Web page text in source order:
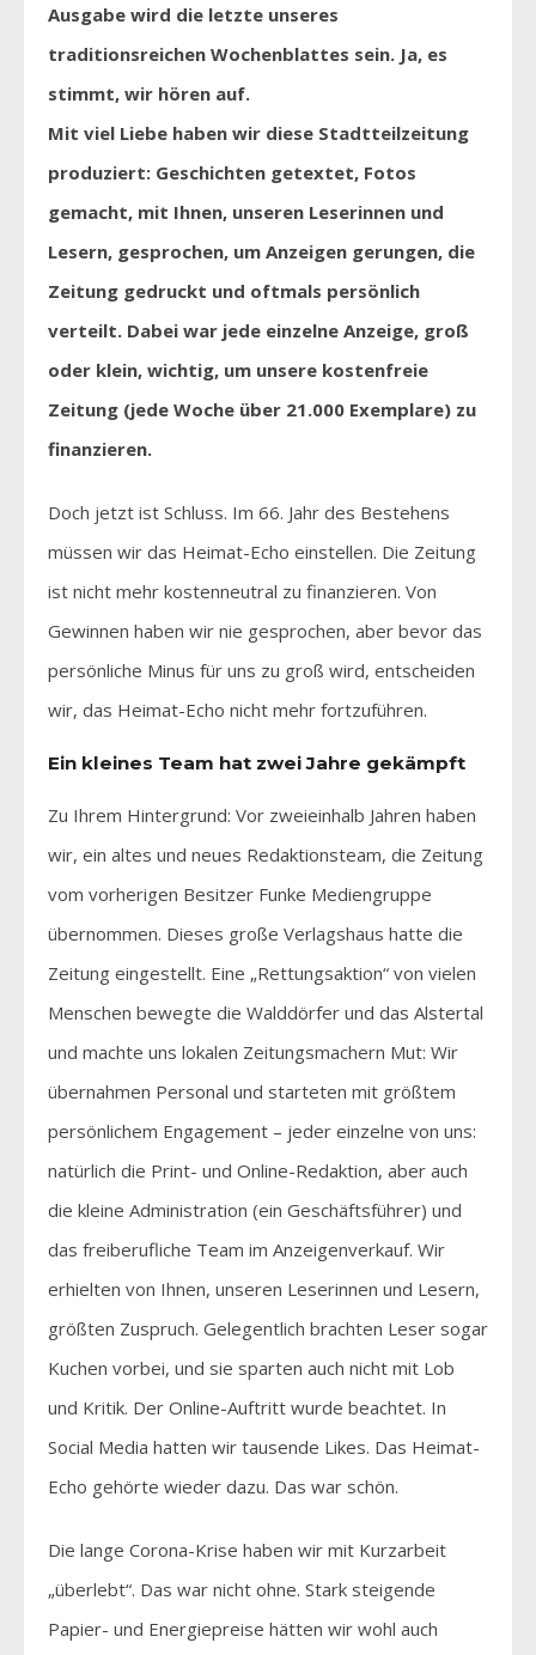
Ausgabe wird die letzte unseres
traditionsreichen Wochenblattes sein. Ja, es
stimmt, wir hören auf.
Mit viel Liebe haben wir diese Stadtteilzeitung
produziert: Geschichten getextet, Fotos
gemacht, mit Ihnen, unseren Leserinnen und
Lesern, gesprochen, um Anzeigen gerungen, die
Zeitung gedruckt und oftmals persönlich
verteilt. Dabei war jede einzelne Anzeige, groß
oder klein, wichtig, um unsere kostenfreie
Zeitung (jede Woche über 21.000 Exemplare) zu
finanzieren.
Doch jetzt ist Schluss. Im 66. Jahr des Bestehens
müssen wir das Heimat-Echo einstellen. Die Zeitung
ist nicht mehr kostenneutral zu finanzieren. Von
Gewinnen haben wir nie gesprochen, aber bevor das
persönliche Minus für uns zu groß wird, entscheiden
wir, das Heimat-Echo nicht mehr fortzuführen.
Ein kleines Team hat zwei Jahre gekämpft
Zu Ihrem Hintergrund: Vor zweieinhalb Jahren haben
wir, ein altes und neues Redaktionsteam, die Zeitung
vom vorherigen Besitzer Funke Mediengruppe
übernommen. Dieses große Verlagshaus hatte die
Zeitung eingestellt. Eine „Rettungsaktion“ von vielen
Menschen bewegte die Walddörfer und das Alstertal
und machte uns lokalen Zeitungsmachern Mut: Wir
übernahmen Personal und starteten mit größtem
persönlichem Engagement – jeder einzelne von uns:
natürlich die Print- und Online-Redaktion, aber auch
die kleine Administration (ein Geschäftsführer) und
das freiberufliche Team im Anzeigenverkauf. Wir
erhielten von Ihnen, unseren Leserinnen und Lesern,
größten Zuspruch. Gelegentlich brachten Leser sogar
Kuchen vorbei, und sie sparten auch nicht mit Lob
und Kritik. Der Online-Auftritt wurde beachtet. In
Social Media hatten wir tausende Likes. Das Heimat-
Echo gehörte wieder dazu. Das war schön.
Die lange Corona-Krise haben wir mit Kurzarbeit
„überlebt“. Das war nicht ohne. Stark steigende
Papier- und Energiepreise hätten wir wohl auch